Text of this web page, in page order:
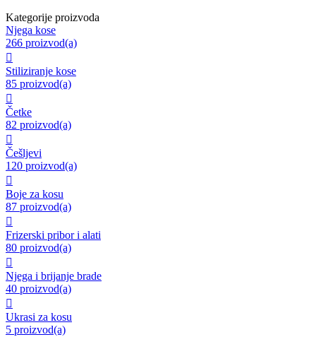
Kategorije proizvoda
Njega kose
266 proizvod(a)

Stiliziranje kose
85 proizvod(a)

Četke
82 proizvod(a)

Češljevi
120 proizvod(a)

Boje za kosu
87 proizvod(a)

Frizerski pribor i alati
80 proizvod(a)

Njega i brijanje brade
40 proizvod(a)

Ukrasi za kosu
5 proizvod(a)